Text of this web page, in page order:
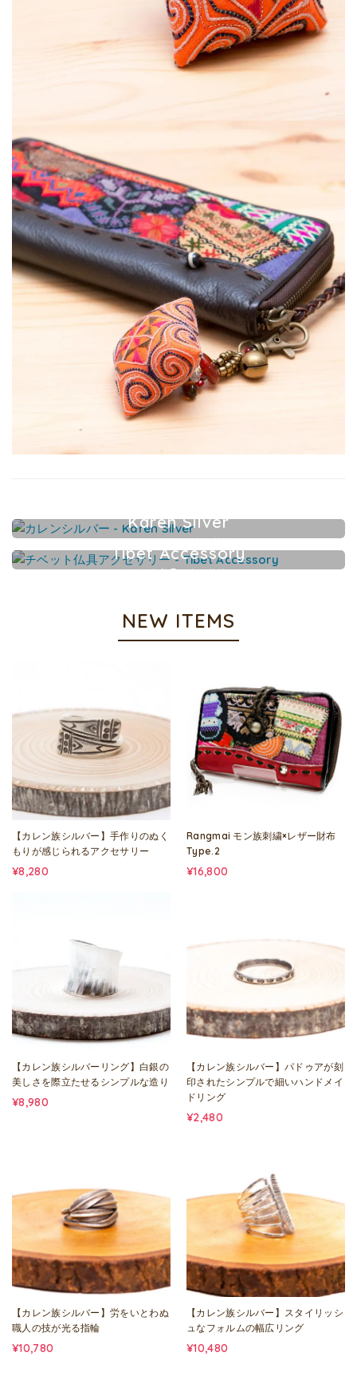
Karen Silver
カレンシルバーアクセサリー
Tibet Accessory
チベット仏具アクセサリー
NEW ITEMS
【カレン族シルバー】手作りのぬく
もりが感じられるアクセサリー
¥8,280
Rangmai モン族刺繍×レザー財布
Type.2
¥16,800
【カレン族シルバーリング】白銀の
美しさを際立たせるシンプルな造り
¥8,980
【カレン族シルバー】パドゥアが刻
印されたシンプルで細いハンドメイ
ドリング
¥2,480
【カレン族シルバー】労をいとわぬ
職人の技が光る指輪
¥10,780
【カレン族シルバー】スタイリッシ
ュなフォルムの幅広リング
¥10,480